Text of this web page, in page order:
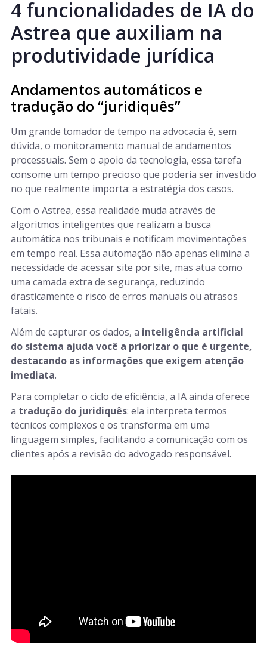
4 funcionalidades de IA do
Astrea que auxiliam na
produtividade jurídica
Andamentos automáticos e
tradução do “juridiquês”
Um grande tomador de tempo na advocacia é, sem
dúvida, o monitoramento manual de andamentos
processuais. Sem o apoio da tecnologia, essa tarefa
consome um tempo precioso que poderia ser investido
no que realmente importa: a estratégia dos casos.
Com o Astrea, essa realidade muda através de
algoritmos inteligentes que realizam a busca
automática nos tribunais e notificam movimentações
em tempo real. Essa automação não apenas elimina a
necessidade de acessar site por site, mas atua como
uma camada extra de segurança, reduzindo
drasticamente o risco de erros manuais ou atrasos
fatais.
Além de capturar os dados, a inteligência artificial
do sistema ajuda você a priorizar o que é urgente,
destacando as informações que exigem atenção
imediata.
Para completar o ciclo de eficiência, a IA ainda oferece
a tradução do juridiquês: ela interpreta termos
técnicos complexos e os transforma em uma
linguagem simples, facilitando a comunicação com os
clientes após a revisão do advogado responsável.